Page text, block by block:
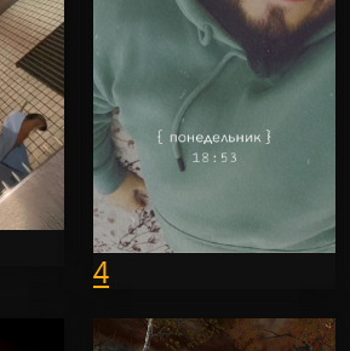
4